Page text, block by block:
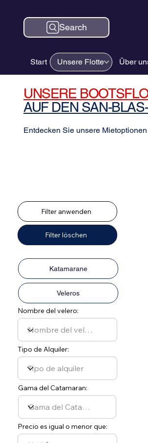
Start Unsere Flotte Über
Search
Filter anwenden
Filter löschen
Katamarane
Veleros
Nombre del velero:
Tipo de Alquiler:
Gama del Catamaran:
Precio es igual o menor que:
UNSERE
AUF DEN SAN-
Entdecken Sie unsere Mietoptionen